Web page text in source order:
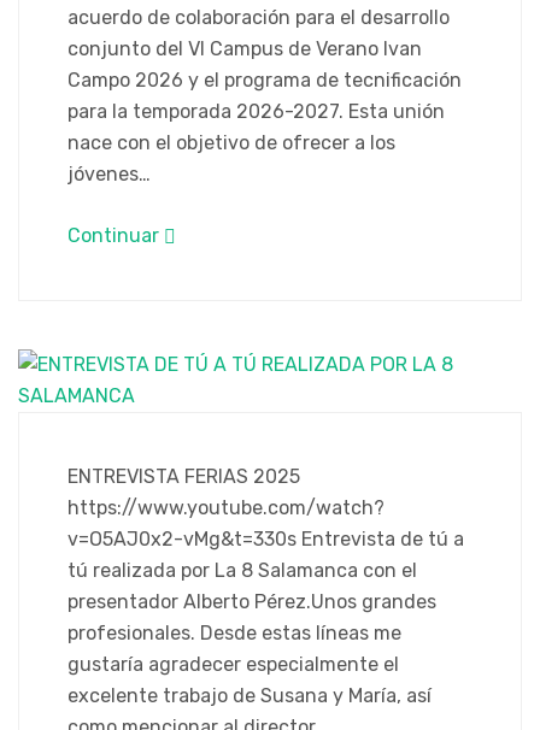
acuerdo de colaboración para el desarrollo
conjunto del VI Campus de Verano Ivan
Campo 2026 y el programa de tecnificación
para la temporada 2026-2027. Esta unión
nace con el objetivo de ofrecer a los
jóvenes…
Continuar
ENTREVISTA FERIAS 2025
https://www.youtube.com/watch?
v=O5AJ0x2-vMg&t=330s Entrevista de tú a
tú realizada por La 8 Salamanca con el
presentador Alberto Pérez.Unos grandes
profesionales. Desde estas líneas me
gustaría agradecer especialmente el
excelente trabajo de Susana y María, así